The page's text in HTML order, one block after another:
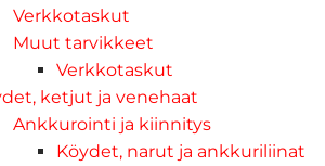
Verkkotaskut
Muut tarvikkeet
Verkkotaskut
ketjut ja venehaat
Ankkurointi ja kiinnitys
Köydet, narut ja ankkuriliinat